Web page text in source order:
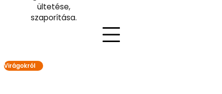
ültetése,
szaporítása.
Virágokról